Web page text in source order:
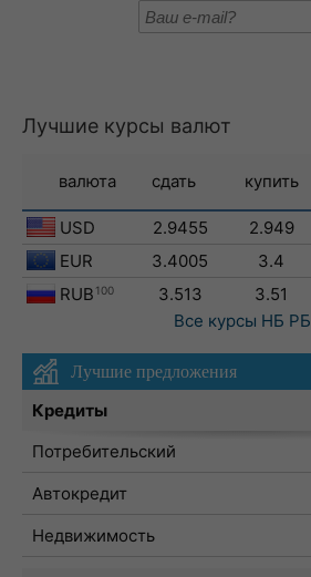
Лучшие курсы валют
валюта сдать купить
USD 2.9455 2.949
EUR
3.4005 3.4
RUB 100 3.513 3.51
Все курсы НБ РБ
Лучшие предложения
Кредиты
Потребительский
Автокредит
Недвижимость